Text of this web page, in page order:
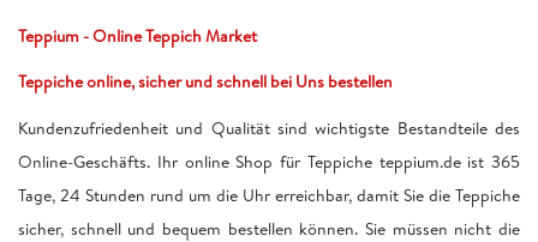
Teppium - Online Teppich Market
Teppiche online, sicher und schnell bei Uns bestellen
Kundenzufriedenheit und Qualität sind wichtigste Bestandteile des
Online-Geschäfts. Ihr online Shop für Teppiche teppium.de ist 365
Tage, 24 Stunden rund um die Uhr erreichbar, damit Sie die Teppiche
sicher, schnell und bequem bestellen können. Sie müssen nicht die